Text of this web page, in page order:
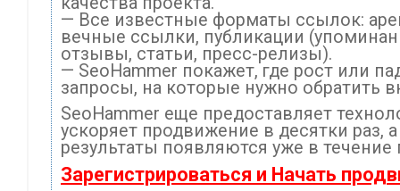
— Все известные форматы ссылок:
вечные ссылки, публикации
отзывы, статьи, пресс-релизы).
— SeoHammer покажет, где рост или
запросы, на которые нужно обратить
SeoHammer еще предоставляет
ускоряет продвижение в десятки раз,
результаты появляются уже в
Зарегистрироваться и Начать